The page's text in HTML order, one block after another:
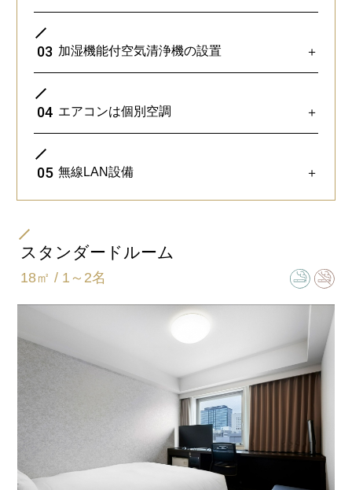
全客室18平米以上のゆったり設計。
スーツケースを置いてもゆとりあるスペースを確
保しております。
※画像はイメージです。
03 加湿機能付空気清浄機の設置 ＋
お部屋の空気を快適・清潔に保つ、加湿機能付空
気清浄機を完備。
冬の乾燥しがちな客室に、あると嬉しいアイテム
です。
04 エアコンは個別空調 ＋
全客室個別空調を採用。
ご自身にあった快適な室温に調整していただけま
05 無線LAN設備 ＋
全ての客室内に無線LAN環境をご用意。
無料でご利用いただけます。
※画像はイメージです。
スタンダードルーム
18㎡ / 1～2名